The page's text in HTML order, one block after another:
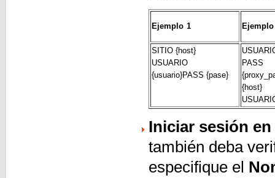
Ejemplo 1
SITIO {host}
USUARIO
{usuario}PASS {pase}
PASS
{host}
Iniciar sesión
también deba
especifique el